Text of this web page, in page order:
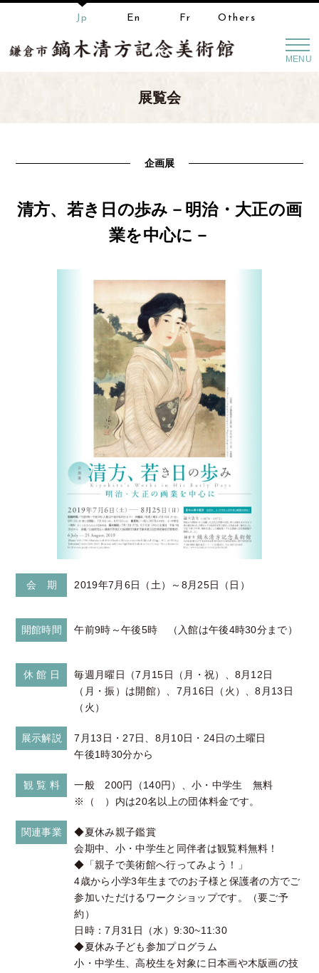
Jp En Fr Others
MENU
展覧会
企画展
清方、若き日の歩み－明治・大正の画
業を中心に－
会 期 2019年7月6日（土）～8月25日（日）
開館時間 午前9時～午後5時 （入館は午後4時30分まで）
休 館 日
毎週月曜日（7月15日（月・祝）、8月12日
（月・振）は開館）、7月16日（火）、8月13日
（火）
展示解説
7月13日・27日、8月10日・24日の土曜日
午後1時30分から
観 覧 料
一般 200円（140円）、小・中学生 無料
※（ ）内は20名以上の団体料金です。
関連事業
◆夏休み親子鑑賞
会期中、小・中学生と同伴者は観覧料無料！
◆「親子で美術館へ行ってみよう！」
4歳から小学3年生までのお子様と保護者の方でご
参加いただけるワークショップです。（要ご予
約）
日時：7月31日（水）9:30~11:30
◆夏休み子ども参加プログラム
小・中学生、高校生を対象に日本画や木版画の技